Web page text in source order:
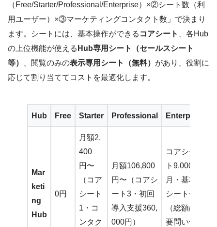
（Free/Starter/Professional/Enterprise）×②シート数（利
用ユーザー）×③マーケティングコンタクト数」で決まり
ます。シートには、基本操作ができる コアシート
、各Hub
の上位機能が使える Hub専用シート（セールスシート
等）
、閲覧のみの表示専用シート（無料） があり、役割に
応じて割り当ててコストを最適化します。
Hub Free Starter Professional Enterprise
Mar
keti
ng
Hub
0円
月額2,
400
円〜
（コア
シート
1・コ
ンタク
月額106,800
円〜（コアシ
ート3・初回
導入支援360,
000円）
コアシー
ト9,000円/
月・基本5
シート〜
（総額は
要問い合